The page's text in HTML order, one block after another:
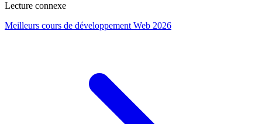
Lecture connexe
Meilleurs cours de développement Web 2026